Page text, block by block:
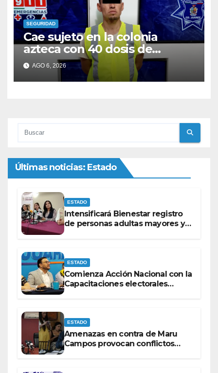
SEGURIDAD
Cae sujeto en la colonia
azteca con 40 dosis de
cocaína; era buscado con dos
ordenes de aprehensión
AGO 6, 2026
Últimas noticias: Estado
ESTADO
Intensificará Bienestar registro
de personas adultas mayores y
ESTADO
Comienza Acción Nacional con la
Capacitaciones electorales
ESTADO
Amenazas en contra de Maru
Campos provocan conflictos